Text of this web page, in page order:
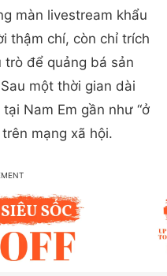
màn livestream khẩu
thậm chí, còn chỉ trích
trò để quảng bá sản
một thời gian dài
Nam Em gần như “ở
mạng xã hội.